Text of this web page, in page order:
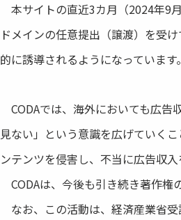
本サイトの直近3カ月（2024年9
ドメインの任意提出（譲渡）を受
的に誘導されるようになっています。
CODAでは、海外においても広告
見ない」という意識を広げていく
ンテンツを侵害し、不当に広告収
CODAは、今後も引き続き著作権
なお、この活動は、経済産業省受